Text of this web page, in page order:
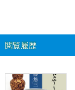
閲覧履歴